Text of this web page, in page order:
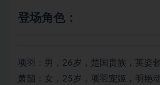
登场角色：
项羽：男，26岁，楚国贵族，英姿
萧韶：女，25岁，项羽宠姬，明艳